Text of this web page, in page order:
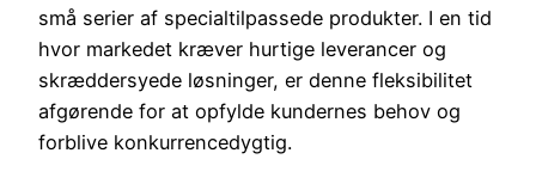
små serier af specialtilpassede produkter. I en tid
hvor markedet kræver hurtige leverancer og
skræddersyede løsninger, er denne fleksibilitet
afgørende for at opfylde kundernes behov og
forblive konkurrencedygtig.